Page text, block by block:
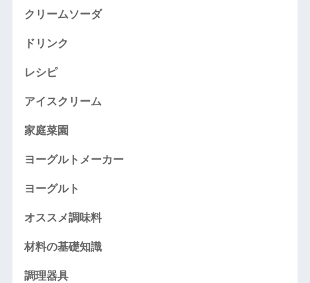
クリームソーダ
ドリンク
レシピ
アイスクリーム
家庭菜園
ヨーグルトメーカー
ヨーグルト
オススメ調味料
材料の基礎知識
調理器具